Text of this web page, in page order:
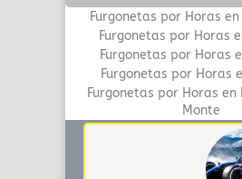
Furgonetas por Horas
Furgonetas por Horas
Furgonetas por Horas
Furgonetas por Horas
Furgonetas por Horas
Monte